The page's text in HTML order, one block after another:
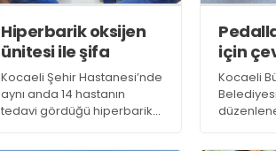
saatleri
kapalı
Hiperbarik oksijen
ünitesi ile şifa
Kocaeli Şehir Hastanesi’nde
aynı anda 14 hastanın
tedavi gördüğü hiperbarik
için
Kocaeli